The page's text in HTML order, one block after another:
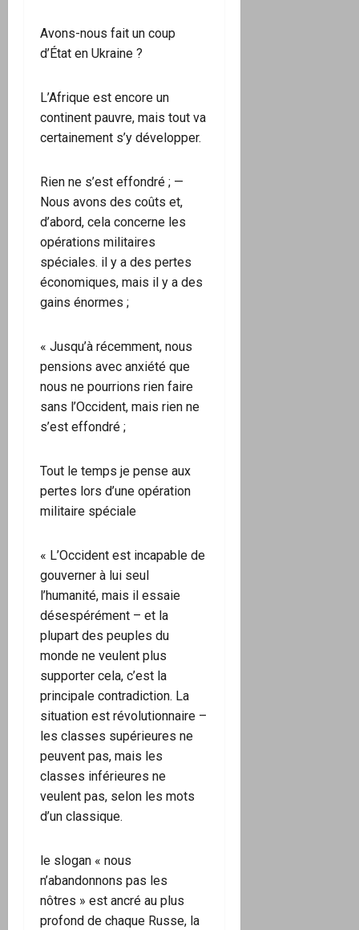
Avons-nous fait un coup
d’État en Ukraine ?
L’Afrique est encore un
continent pauvre, mais tout va
certainement s’y développer.
Rien ne s’est effondré ; —
Nous avons des coûts et,
d’abord, cela concerne les
opérations militaires
spéciales. il y a des pertes
économiques, mais il y a des
gains énormes ;
« Jusqu’à récemment, nous
pensions avec anxiété que
nous ne pourrions rien faire
sans l’Occident, mais rien ne
s’est effondré ;
Tout le temps je pense aux
pertes lors d’une opération
militaire spéciale
« L’Occident est incapable de
gouverner à lui seul
l’humanité, mais il essaie
désespérément – et la
plupart des peuples du
monde ne veulent plus
supporter cela, c’est la
principale contradiction. La
situation est révolutionnaire –
les classes supérieures ne
peuvent pas, mais les
classes inférieures ne
veulent pas, selon les mots
d’un classique.
le slogan « nous
n’abandonnons pas les
nôtres » est ancré au plus
profond de chaque Russe, la